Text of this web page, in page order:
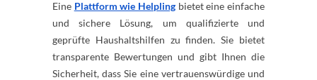
Eine Plattform wie Helpling bietet eine einfache
und sichere Lösung, um qualifizierte und
geprüfte Haushaltshilfen zu finden. Sie bietet
transparente Bewertungen und gibt Ihnen die
Sicherheit, dass Sie eine vertrauenswürdige und